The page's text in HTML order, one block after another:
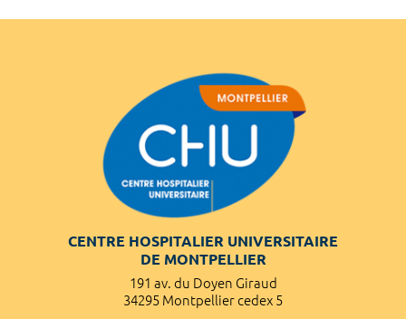
CENTRE HOSPITALIER UNIVERSITAIRE
DE MONTPELLIER
191 av. du Doyen Giraud
34295 Montpellier cedex 5